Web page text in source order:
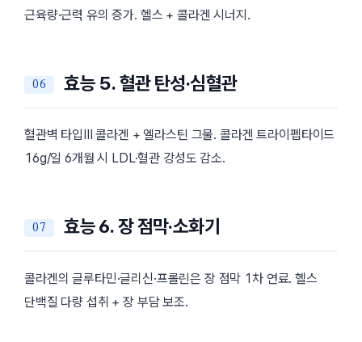
근육량·근력 유의 증가. 헬스 + 콜라겐 시너지.
효능 5. 혈관 탄성·심혈관
혈관벽 타입III 콜라겐 + 엘라스틴 그물. 콜라겐 트라이펩타이드
16g/일 6개월 시 LDL·혈관 강성도 감소.
효능 6. 장 점막·소화기
콜라겐의 글루타민·글리신·프롤린은 장 점막 1차 연료. 헬스
단백질 다량 섭취 + 장 부담 보조.